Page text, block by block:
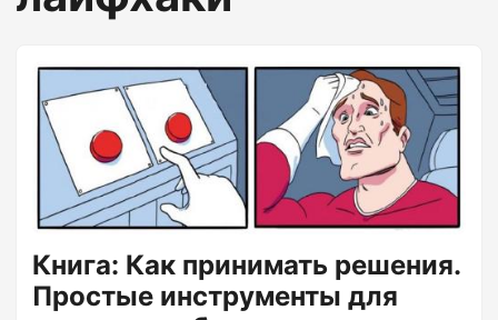
Книга: Как принимать решения.
Простые инструменты для